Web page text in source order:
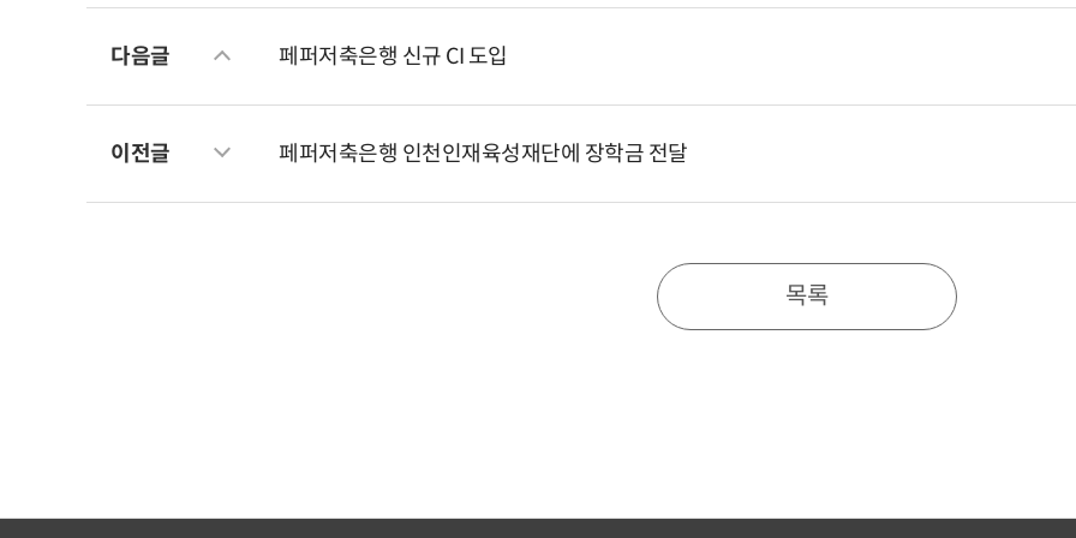
다음글 페퍼저축은행 신규 CI 도입
이전글 페퍼저축은행 인천인재육성재단에 장학금 전달
목록